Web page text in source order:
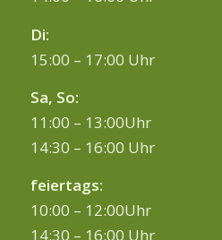
Di:
15:00 – 17:00 Uhr
Sa, So:
11:00 – 13:00Uhr
14:30 – 16:00 Uhr
feiertags:
10:00 – 12:00Uhr
14:30 – 16:00 Uhr